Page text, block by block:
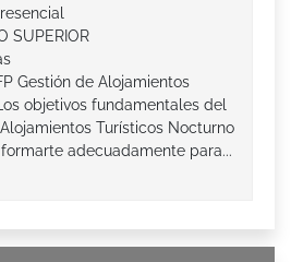
SUPERIOR
Gestión de Alojamientos
objetivos fundamentales del
Turísticos Nocturno
adecuadamente para...